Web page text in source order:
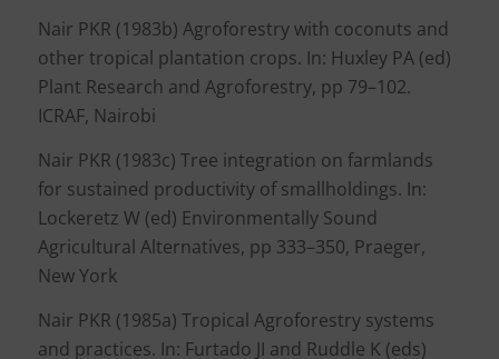
Nair PKR (1983b) Agroforestry with coconuts and
other tropical plantation crops. In: Huxley PA (ed)
Plant Research and Agroforestry, pp 79–102.
ICRAF, Nairobi
Nair PKR (1983c) Tree integration on farmlands
for sustained productivity of smallholdings. In:
Lockeretz W (ed) Environmentally Sound
Agricultural Alternatives, pp 333–350, Praeger,
New York
Nair PKR (1985a) Tropical Agroforestry systems
and practices. In: Furtado JI and Ruddle K (eds)